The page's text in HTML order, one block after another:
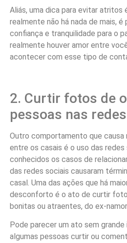
Aliás, uma dica para evitar atritos
realmente não há nada de mais, é
confiança e tranquilidade para o
realmente houver amor entre
acontecer com esse tipo de
2. Curtir fotos de
pessoas nas
Outro comportamento que
entre os casais é o uso das redes
conhecidos os casos de
das redes sociais causaram
casal. Uma das ações que há
desconforto é o ato de curtir
bonitas ou atraentes, do ex-
Pode parecer um ato sem
algumas pessoas curtir ou